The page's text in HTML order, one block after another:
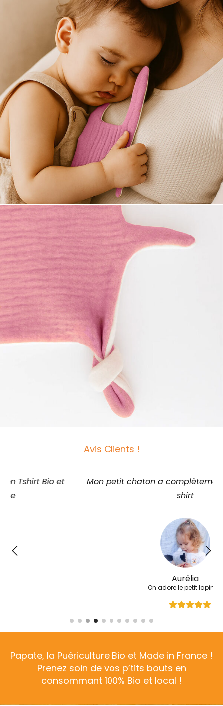
Avis Clients !
Mon petit chaton a complètement adopté son t-
On adore le petit lapinou
Papate, la Puériculture Bio et Made in France !
Prenez soin de vos p’tits bouts en
consommant 100% Bio et local !